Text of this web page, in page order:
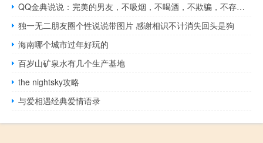
QQ金典说说：完美的男友，不吸烟，不喝酒，不欺骗，不存在！
独一无二朋友圈个性说说带图片 感谢相识不计消失回头是狗
海南哪个城市过年好玩的
百岁山矿泉水有几个生产基地
the nightsky攻略
与爱相遇经典爱情语录